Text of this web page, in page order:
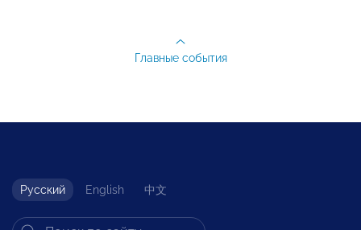
Главные события
Русский English 中文